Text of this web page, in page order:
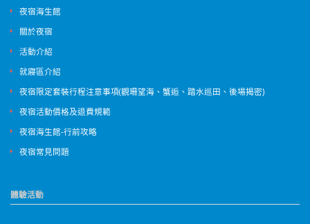
夜宿海生館
關於夜宿
活動介紹
就寢區介紹
夜宿限定套裝行程注意事項(觀珊望海、蟹逅、踏水巡田、後場揭密)
夜宿活動價格及退費規範
夜宿海生館-行前攻略
夜宿常見問題
體驗活動